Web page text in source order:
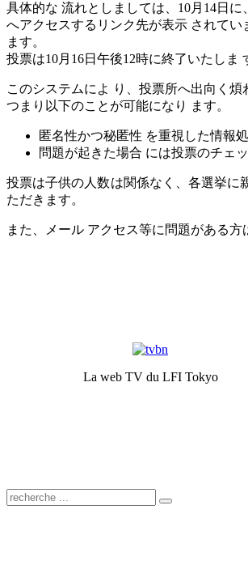
具体的な 流れとしましては、10月14日
へアクセスするリンク先が表示 されて
ます。
投票は10月16日午後12時に終了いたしま
このシステムによ り、投票所へ出向く
つまり以下のことが可能になり ます。
匿名性かつ秘匿性 を重視した情報
問題が起きた場合 には投票のチェ
投票は子供の人数は関係なく、各選挙に
ただきます。
また、メール アクセス等に問題がある
La web TV du LFI Tokyo